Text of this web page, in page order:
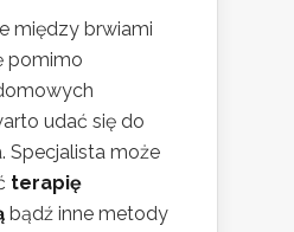
między brwiami
pomimo
udać się do
Specjalista może
terapię
bądź inne metody